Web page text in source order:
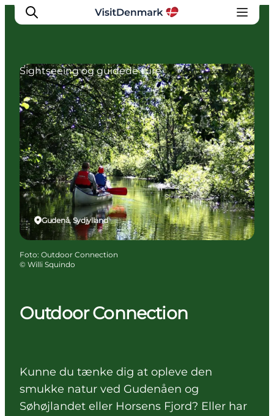
Inspiration
Destinationer
Oplevelser
Overnatning
Planlæg ferien
Outdoor Connection
Kunne du tænke dig at opleve den
smukke natur ved Gudenåen og
Søhøjlandet eller Horsens Fjord? Eller har
Gudenå, Sydjylland
Sightseeing og guidede ture
Foto: Outdoor Connection
© Willi Squindo